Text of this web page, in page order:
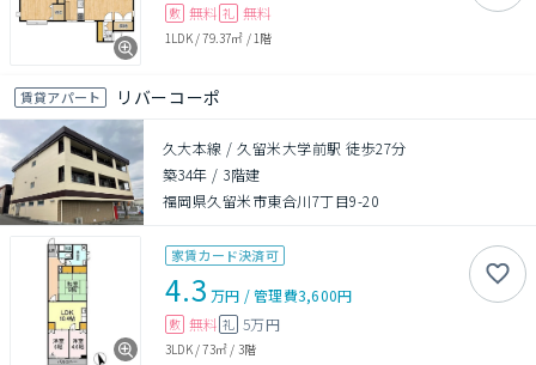
敷 無料 礼 無料
1LDK/79.37㎡ / 1階
賃貸アパート リバーコーポ
久大本線 / 久留米大学前駅 徒歩27分
築34年 / 3階建
福岡県久留米市東合川7丁目9-20
家賃カード決済可
4.3 万円 /管理費3,600円
敷 無料 礼 5万円
3LDK/73㎡ / 3階